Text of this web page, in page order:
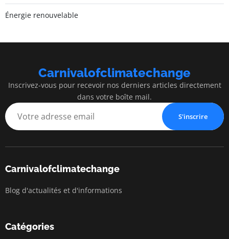
Énergie renouvelable
Carnivalofclimatechange
Inscrivez-vous pour recevoir nos derniers articles directement
dans votre boîte mail.
S'inscrire
Carnivalofclimatechange
Blog d'actualités et d'informations
Catégories